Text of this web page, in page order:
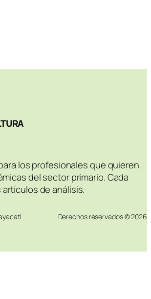
los profesionales que quieren
del sector primario. Cada
de análisis.
Derechos reservados © 2026